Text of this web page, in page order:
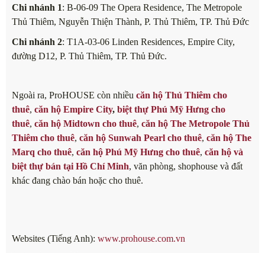
Chi nhánh 1: B-06-09 The Opera Residence, The Metropole
Thủ Thiêm, Nguyễn Thiện Thành, P. Thủ Thiêm, TP. Thủ Đức
Chi nhánh 2: T1A-03-06 Linden Residences, Empire City,
đường D12, P. Thủ Thiêm, TP. Thủ Đức.
Ngoài ra, ProHOUSE còn nhiều căn hộ Thủ Thiêm cho
thuê, căn hộ Empire City, biệt thự Phú Mỹ Hưng cho
thuê, căn hộ Midtown cho thuê, căn hộ The Metropole Thủ
Thiêm cho thuê, căn hộ Sunwah Pearl cho thuê, căn hộ The
Marq cho thuê, căn hộ Phú Mỹ Hưng cho thuê, căn hộ và
biệt thự bán tại Hồ Chí Minh, văn phòng, shophouse và đất
khác đang chào bán hoặc cho thuê.
Websites (Tiếng Anh): www.prohouse.com.vn